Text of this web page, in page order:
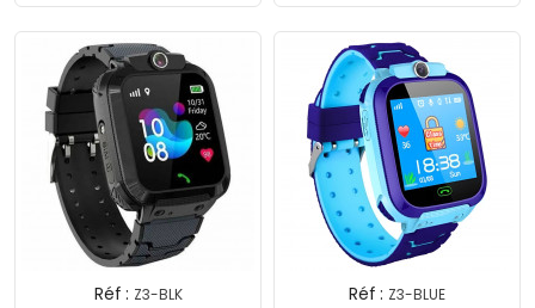
Réf : Z3-BLK Réf : Z3-BLUE